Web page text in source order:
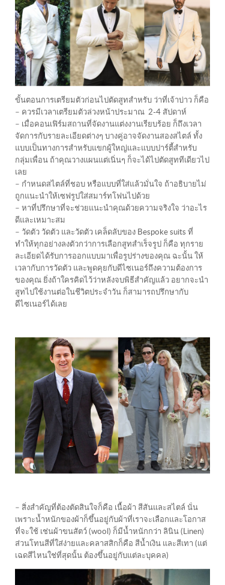
ขั้นตอนการเตรียมตัวก่อนไปตัดสูทสำหรับ ว่าที่เจ้าบ่าว ก็คือ
– ควรมีเวลาเตรียมตัวล่วงหน้าประมาณ 2-4 สัปดาห์
– เมื่อคอนเฟิร์มสถานที่จัดงานแต่งงานเรียบร้อย ก็ถึงเวลา
จัดการกับรายละเอียดต่างๆ บางคู่อาจจัดงานสองสไตล์ ทั้ง
แบบเป็นทางการสำหรับแขกผู้ใหญ่และแบบปาร์ตี้สำหรับ
กลุ่มเพื่อน ถ้าคุณวางแผนแต่เนิ่นๆ ก็จะได้ไปตัดสูททีเดียวไป
เลย
– กำหนดสไตล์ที่ชอบ หรือแบบที่ใส่แล้วมั่นใจ ถ้าอธิบายไม่
ถูกแนะนำให้เซฟรูปใส่สมาร์ทโฟนไปด้วย
– หาที่ปรึกษาที่จะช่วยแนะนำคุณด้วยความจริงใจ ว่าอะไร
ดีและเหมาะสม
– วัดตัว วัดตัว และวัดตัว เคล็ดลับของ Bespoke suits ที่
ทำให้ทุกอย่างลงตัวกว่าการเลือกสูทสำเร็จรูป ก็คือ ทุกราย
ละเอียดได้รับการออกแบบมาเพื่อรูปร่างของคุณ ฉะนั้น ให้
เวลากับการวัดตัว และพูดคุยกับดีไซเนอร์ถึงความต้องการ
ของคุณ ยิ่งถ้าใครคิดไว้ว่าหลังจบพิธีสำคัญแล้ว อยากจะนำ
สูทไปใช้งานต่อในชีวิตประจำวัน ก็สามารถปรึกษากับ
ดีไซเนอร์ได้เลย
– สิ่งสำคัญที่ต้องตัดสินใจก็คือ เนื้อผ้า สีสันและสไตล์ นั่น
เพราะน้ำหนักของผ้าก็ขึ้นอยู่กับผ้าที่เราจะเลือกและโอกาส
ที่จะใช้ เช่นผ้าขนสัตว์ (wool) ก็มีน้ำหนักกว่า ลินิน (Linen)
ส่วนโทนสีที่ใส่ง่ายและคลาสสิกก็คือ สีน้ำเงิน และสีเทา (แต่
เฉดสีไหนใช่ที่สุดนั้น ต้องขึ้นอยู่กับแต่ละบุคคล)